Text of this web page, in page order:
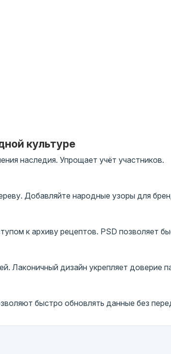
культуре
наследия. Упрощает учёт участников.
Добавляйте народные узоры для
к архиву рецептов. PSD позволяет
Лаконичный дизайн укрепляет доверие
быстро обновлять данные без